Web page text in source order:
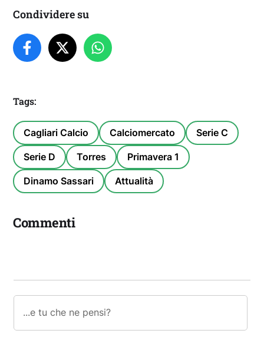
Condividere su
Tags:
Cagliari Calcio Calciomercato Serie C
Serie D Torres Primavera 1
Dinamo Sassari Attualità
Commenti